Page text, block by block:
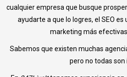
cualquier empresa que busque
ayudarte a que lo logres, el SEO
marketing más
Sabemos que existen muchas
pero no todas son